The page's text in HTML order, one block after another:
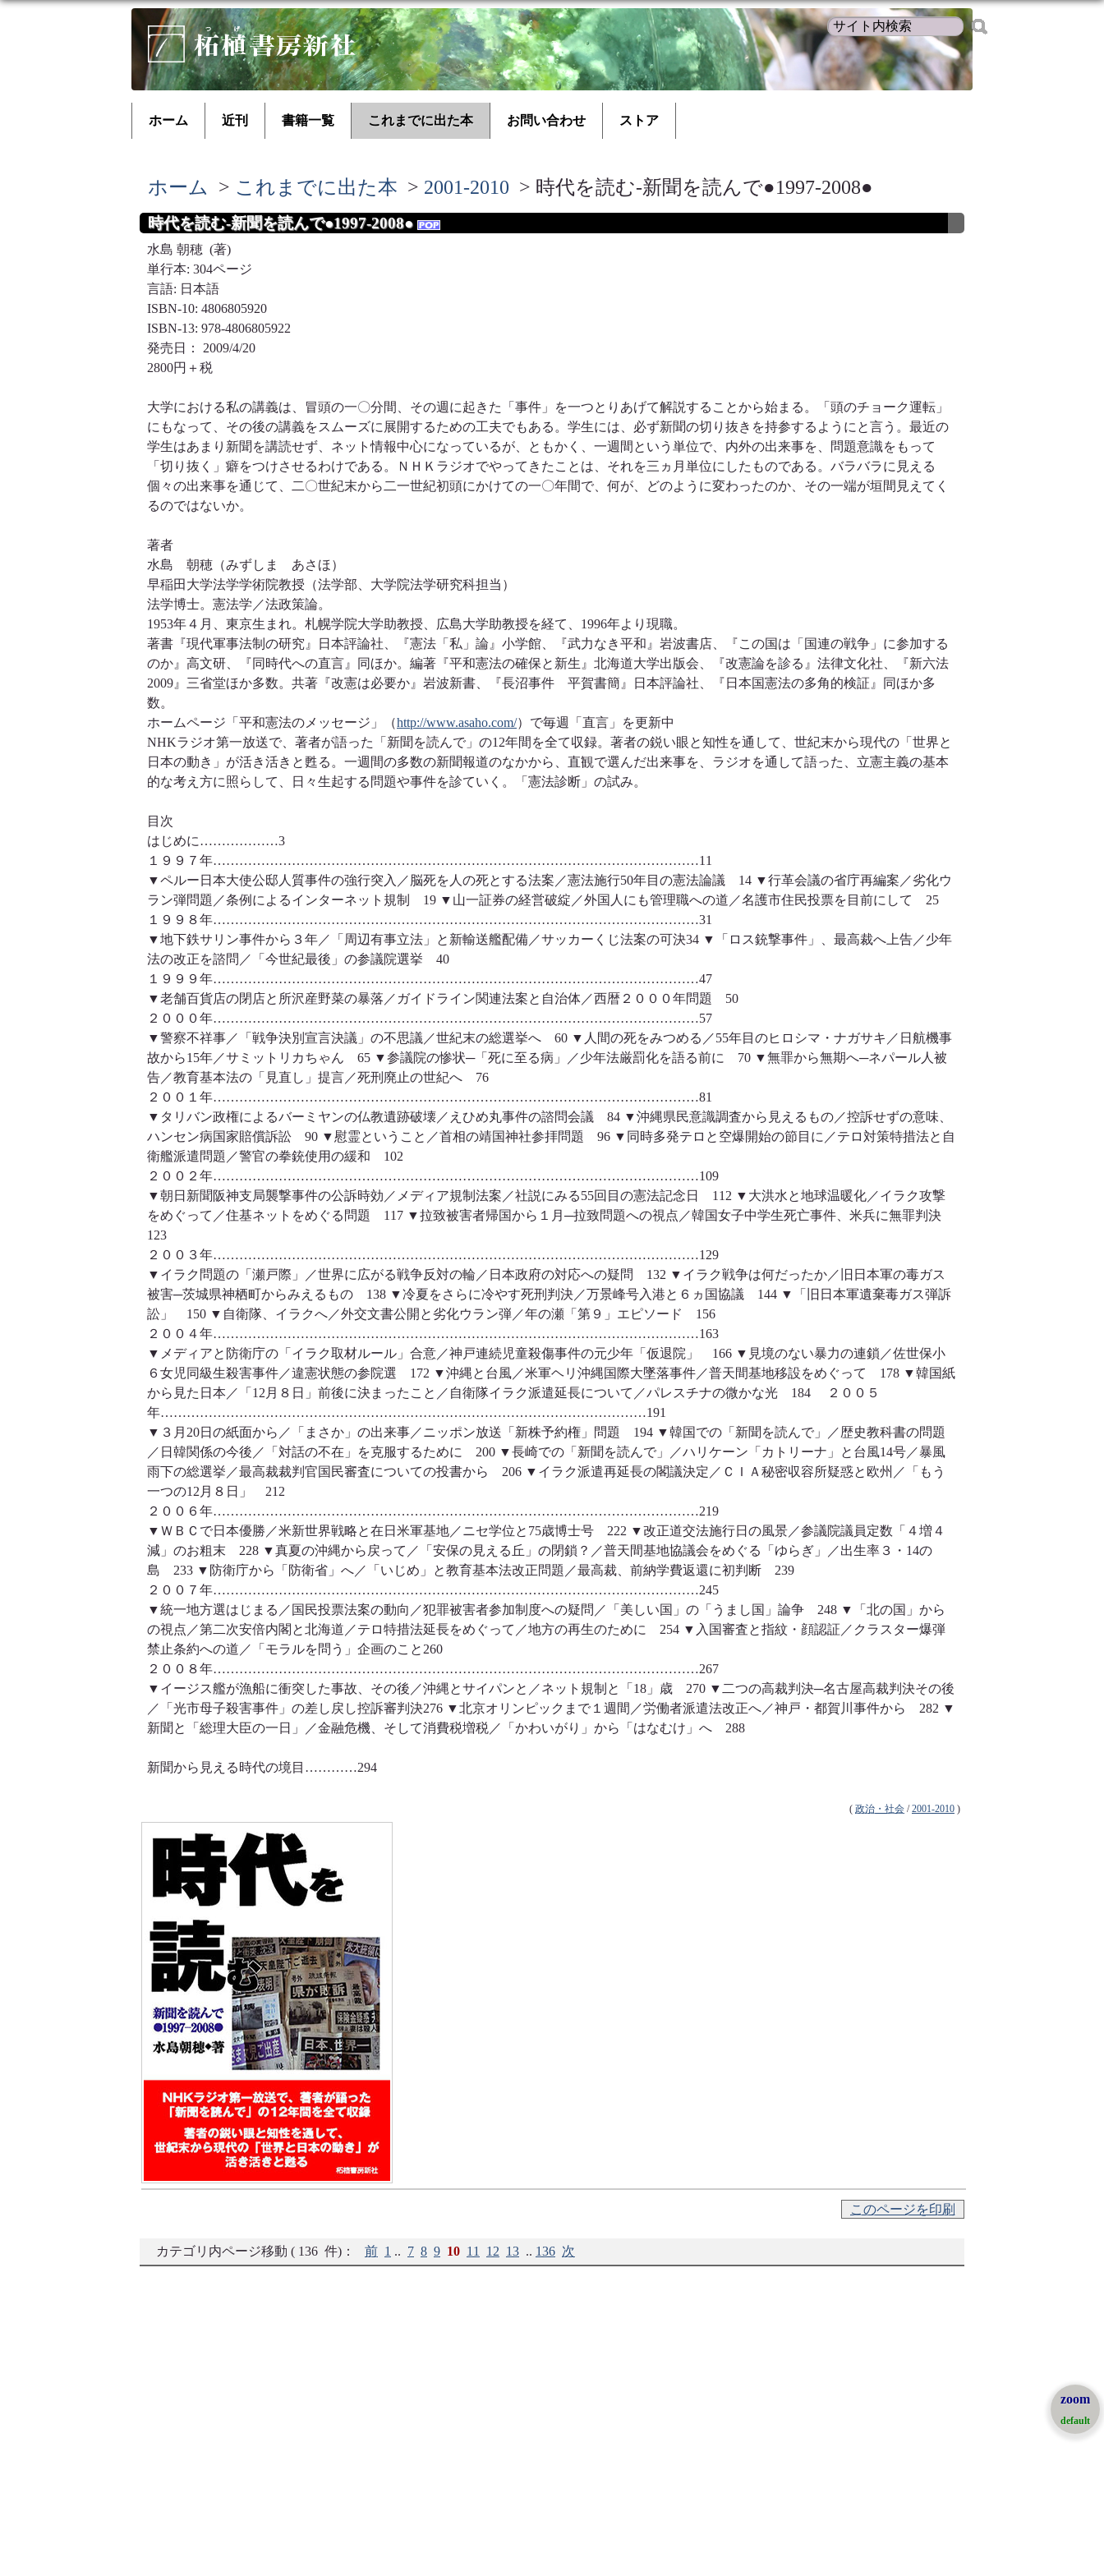
ホーム 近刊 書籍一覧 これまでに出た本 お問い合わせ ストア
ホーム > これまでに出た本 > 2001-2010 > 時代を読む-新聞を読んで●1997-2008●
時代を読む-新聞を読んで●1997-2008●
水島 朝穂 (著)
単行本: 304ページ
言語: 日本語
ISBN-10: 4806805920
ISBN-13: 978-4806805922
発売日： 2009/4/20
2800円＋税
大学における私の講義は、冒頭の一〇分間、その週に起きた「事件」を一つとりあげて解説することから始まる。「頭のチョーク運転」
にもなって、その後の講義をスムーズに展開するための工夫でもある。学生には、必ず新聞の切り抜きを持参するようにと言う。最近の
学生はあまり新聞を講読せず、ネット情報中心になっているが、ともかく、一週間という単位で、内外の出来事を、問題意識をもって
「切り抜く」癖をつけさせるわけである。ＮＨＫラジオでやってきたことは、それを三ヵ月単位にしたものである。バラバラに見える
個々の出来事を通じて、二〇世紀末から二一世紀初頭にかけての一〇年間で、何が、どのように変わったのか、その一端が垣間見えてく
るのではないか。
著者
水島 朝穂（みずしま あさほ）
早稲田大学法学学術院教授（法学部、大学院法学研究科担当）
法学博士。憲法学／法政策論。
1953年４月、東京生まれ。札幌学院大学助教授、広島大学助教授を経て、1996年より現職。
著書『現代軍事法制の研究』日本評論社、『憲法「私」論』小学館、『武力なき平和』岩波書店、『この国は「国連の戦争」に参加する
のか』高文研、『同時代への直言』同ほか。編著『平和憲法の確保と新生』北海道大学出版会、『改憲論を診る』法律文化社、『新六法
2009』三省堂ほか多数。共著『改憲は必要か』岩波新書、『長沼事件 平賀書簡』日本評論社、『日本国憲法の多角的検証』同ほか多
数。
ホームページ「平和憲法のメッセージ」（http://www.asaho.com/）で毎週「直言」を更新中
NHKラジオ第一放送で、著者が語った「新聞を読んで」の12年間を全て収録。著者の鋭い眼と知性を通して、世紀末から現代の「世界と
日本の動き」が活き活きと甦る。一週間の多数の新聞報道のなかから、直観で選んだ出来事を、ラジオを通して語った、立憲主義の基本
的な考え方に照らして、日々生起する問題や事件を診ていく。「憲法診断」の試み。
目次
はじめに………………3
１９９７年…………………………………………………………………………………………………11
▼ペルー日本大使公邸人質事件の強行突入／脳死を人の死とする法案／憲法施行50年目の憲法論議 14 ▼行革会議の省庁再編案／劣化ウ
ラン弾問題／条例によるインターネット規制 19 ▼山一証券の経営破綻／外国人にも管理職への道／名護市住民投票を目前にして 25
１９９８年…………………………………………………………………………………………………31
▼地下鉄サリン事件から３年／「周辺有事立法」と新輸送艦配備／サッカーくじ法案の可決34 ▼「ロス銃撃事件」、最高裁へ上告／少年
法の改正を諮問／「今世紀最後」の参議院選挙 40
１９９９年…………………………………………………………………………………………………47
▼老舗百貨店の閉店と所沢産野菜の暴落／ガイドライン関連法案と自治体／西暦２０００年問題 50
２０００年…………………………………………………………………………………………………57
▼警察不祥事／「戦争決別宣言決議」の不思議／世紀末の総選挙へ 60 ▼人間の死をみつめる／55年目のヒロシマ・ナガサキ／日航機事
故から15年／サミットリカちゃん 65 ▼参議院の惨状─「死に至る病」／少年法厳罰化を語る前に 70 ▼無罪から無期へ─ネパール人被
告／教育基本法の「見直し」提言／死刑廃止の世紀へ 76
２００１年…………………………………………………………………………………………………81
▼タリバン政権によるバーミヤンの仏教遺跡破壊／えひめ丸事件の諮問会議 84 ▼沖縄県民意識調査から見えるもの／控訴せずの意味、
ハンセン病国家賠償訴訟 90 ▼慰霊ということ／首相の靖国神社参拝問題 96 ▼同時多発テロと空爆開始の節目に／テロ対策特措法と自
衛艦派遣問題／警官の拳銃使用の緩和 102
２００２年…………………………………………………………………………………………………109
▼朝日新聞阪神支局襲撃事件の公訴時効／メディア規制法案／社説にみる55回目の憲法記念日 112 ▼大洪水と地球温暖化／イラク攻撃
をめぐって／住基ネットをめぐる問題 117 ▼拉致被害者帰国から１月─拉致問題への視点／韓国女子中学生死亡事件、米兵に無罪判決
123
２００３年…………………………………………………………………………………………………129
▼イラク問題の「瀬戸際」／世界に広がる戦争反対の輪／日本政府の対応への疑問 132 ▼イラク戦争は何だったか／旧日本軍の毒ガス
被害─茨城県神栖町からみえるもの 138 ▼冷夏をさらに冷やす死刑判決／万景峰号入港と６ヵ国協議 144 ▼「旧日本軍遺棄毒ガス弾訴
訟」 150 ▼自衛隊、イラクへ／外交文書公開と劣化ウラン弾／年の瀬「第９」エピソード 156
２００４年…………………………………………………………………………………………………163
▼メディアと防衛庁の「イラク取材ルール」合意／神戸連続児童殺傷事件の元少年「仮退院」 166 ▼見境のない暴力の連鎖／佐世保小
６女児同級生殺害事件／違憲状態の参院選 172 ▼沖縄と台風／米軍ヘリ沖縄国際大墜落事件／普天間基地移設をめぐって 178 ▼韓国紙
から見た日本／「12月８日」前後に決まったこと／自衛隊イラク派遣延長について／パレスチナの微かな光 184 ２００５
年…………………………………………………………………………………………………191
▼３月20日の紙面から／「まさか」の出来事／ニッポン放送「新株予約権」問題 194 ▼韓国での「新聞を読んで」／歴史教科書の問題
／日韓関係の今後／「対話の不在」を克服するために 200 ▼長崎での「新聞を読んで」／ハリケーン「カトリーナ」と台風14号／暴風
雨下の総選挙／最高裁裁判官国民審査についての投書から 206 ▼イラク派遣再延長の閣議決定／ＣＩＡ秘密収容所疑惑と欧州／「もう
一つの12月８日」 212
２００６年…………………………………………………………………………………………………219
▼ＷＢＣで日本優勝／米新世界戦略と在日米軍基地／ニセ学位と75歳博士号 222 ▼改正道交法施行日の風景／参議院議員定数「４増４
減」のお粗末 228 ▼真夏の沖縄から戻って／「安保の見える丘」の閉鎖？／普天間基地協議会をめぐる「ゆらぎ」／出生率３・14の
島 233 ▼防衛庁から「防衛省」へ／「いじめ」と教育基本法改正問題／最高裁、前納学費返還に初判断 239
２００７年…………………………………………………………………………………………………245
▼統一地方選はじまる／国民投票法案の動向／犯罪被害者参加制度への疑問／「美しい国」の「うまし国」論争 248 ▼「北の国」から
の視点／第二次安倍内閣と北海道／テロ特措法延長をめぐって／地方の再生のために 254 ▼入国審査と指紋・顔認証／クラスター爆弾
禁止条約への道／「モラルを問う」企画のこと260
２００８年…………………………………………………………………………………………………267
▼イージス艦が漁船に衝突した事故、その後／沖縄とサイパンと／ネット規制と「18」歳 270 ▼二つの高裁判決─名古屋高裁判決その後
／「光市母子殺害事件」の差し戻し控訴審判決276 ▼北京オリンピックまで１週間／労働者派遣法改正へ／神戸・都賀川事件から 282 ▼
新聞と「総理大臣の一日」／金融危機、そして消費税増税／「かわいがり」から「はなむけ」へ 288
新聞から見える時代の境目…………294
( 政治・社会 /2001-2010 )
このページを印刷
カテゴリ内ページ移動 ( 136 件)： 前 1 .. 7 8 9 10 11 12 13 .. 136 次
zoom
default